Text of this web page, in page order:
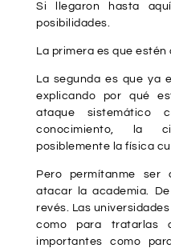
Si llegaron hasta
posibilidades.
La primera es que estén
La segunda es que ya
explicando por qué
ataque sistemático
conocimiento, la
posiblemente la física
Pero permítanme
atacar la academia.
revés. Las
como para tratarlas
importantes como